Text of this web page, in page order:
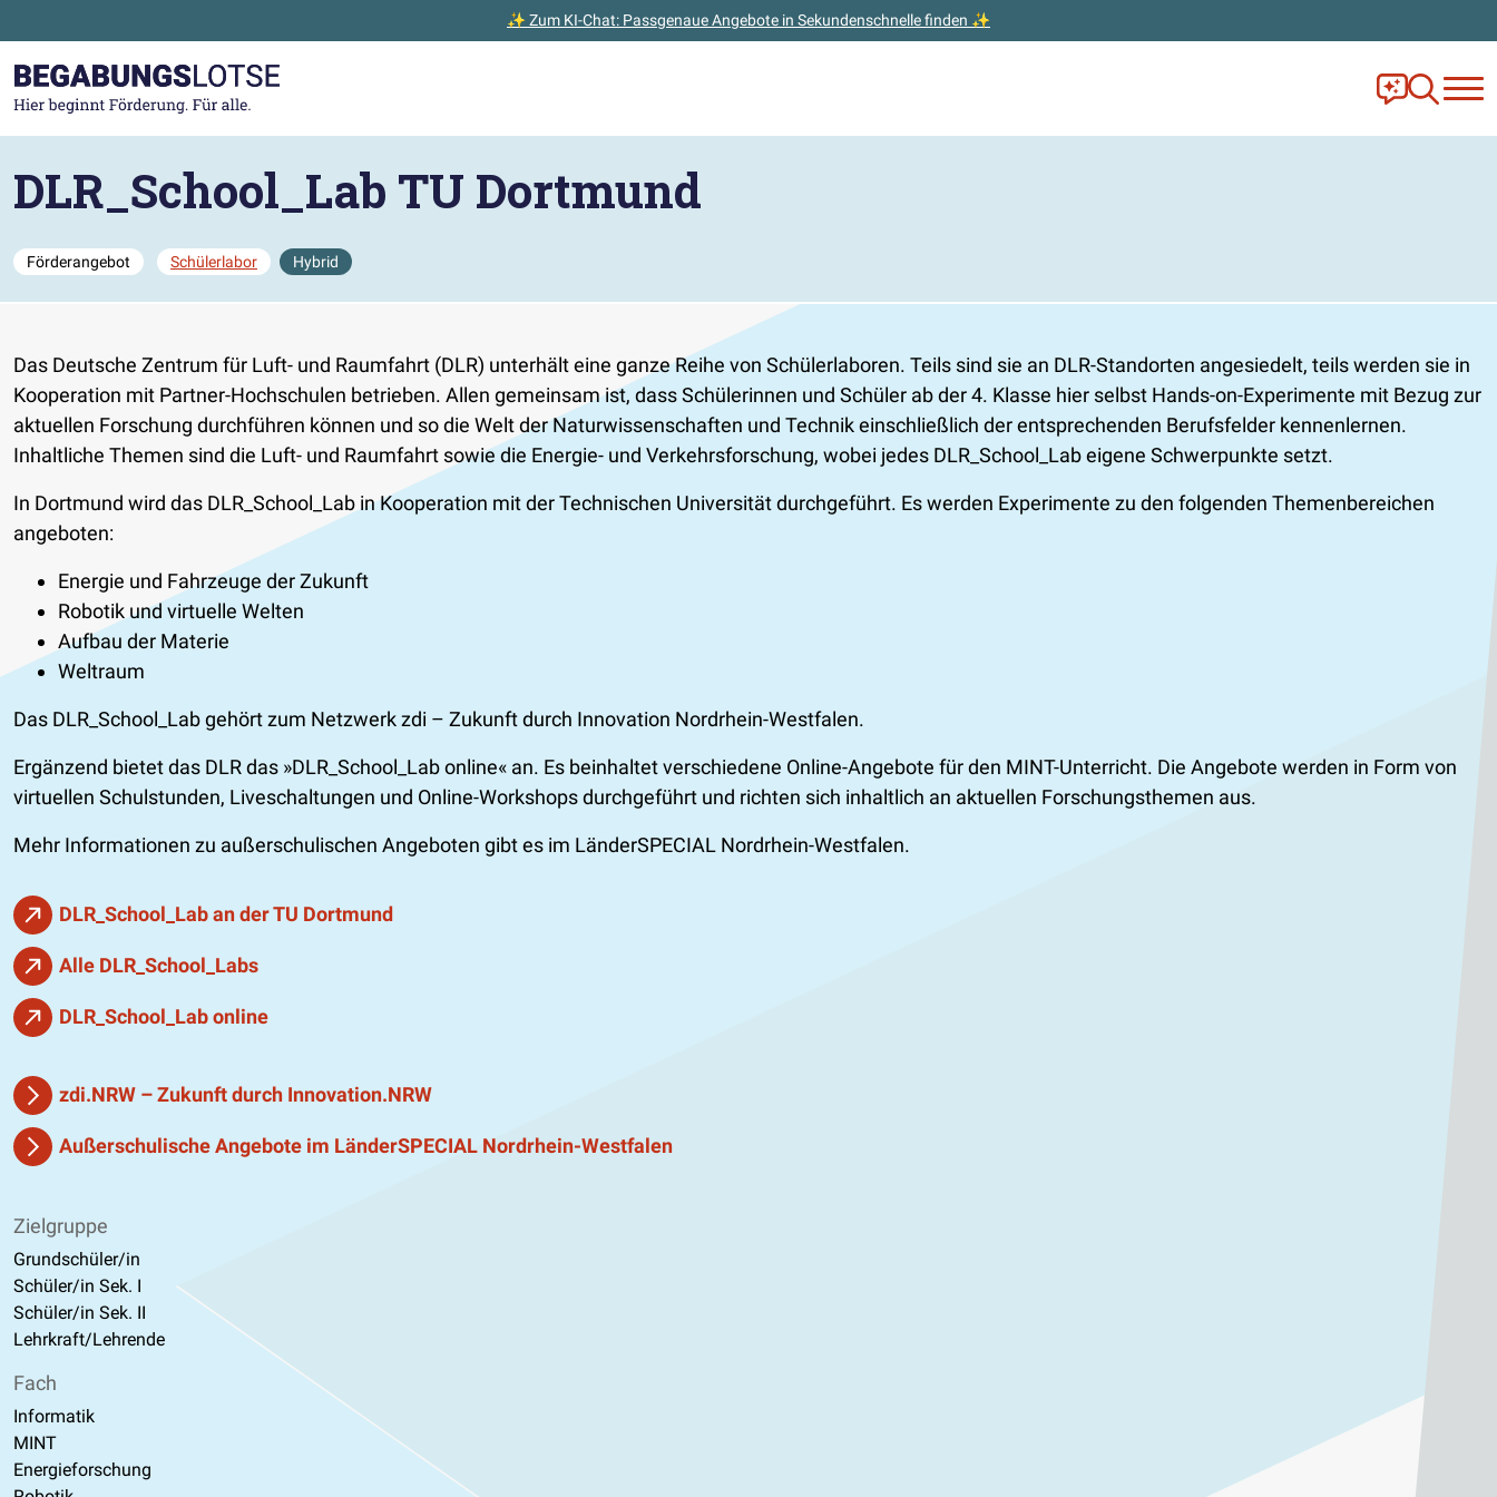
✨ Zum KI-Chat: Passgenaue Angebote in Sekundenschnelle finden ✨
Zur Startseite gehen
Frag Ella!
Zur
DLR_School_Lab TU Dortmund
Förderangebot Schülerlabor Hybrid
Das Deutsche Zentrum für Luft- und Raumfahrt (DLR) unterhält eine ganze Reihe von Schülerlaboren. Teils sind sie an DLR-Standorten angesiedelt, teils werden sie in
Kooperation mit Partner-Hochschulen betrieben. Allen gemeinsam ist, dass Schülerinnen und Schüler ab der 4. Klasse hier selbst Hands-on-Experimente mit Bezug zur
aktuellen Forschung durchführen können und so die Welt der Naturwissenschaften und Technik einschließlich der entsprechenden Berufsfelder kennenlernen.
Inhaltliche Themen sind die Luft- und Raumfahrt sowie die Energie- und Verkehrsforschung, wobei jedes DLR_School_Lab eigene Schwerpunkte setzt.
In Dortmund wird das DLR_School_Lab in Kooperation mit der Technischen Universität durchgeführt. Es werden Experimente zu den folgenden Themenbereichen
angeboten:
Energie und Fahrzeuge der Zukunft
Robotik und virtuelle Welten
Aufbau der Materie
Weltraum
Das DLR_School_Lab gehört zum Netzwerk zdi – Zukunft durch Innovation Nordrhein-Westfalen.
Ergänzend bietet das DLR das »DLR_School_Lab online« an. Es beinhaltet verschiedene Online-Angebote für den MINT-Unterricht. Die Angebote werden in Form von
virtuellen Schulstunden, Liveschaltungen und Online-Workshops durchgeführt und richten sich inhaltlich an aktuellen Forschungsthemen aus.
Mehr Informationen zu außerschulischen Angeboten gibt es im LänderSPECIAL Nordrhein-Westfalen.
DLR_School_Lab an der TU Dortmund
Alle DLR_School_Labs
DLR_School_Lab online
zdi.NRW – Zukunft durch Innovation.NRW
Außerschulische Angebote im LänderSPECIAL Nordrhein-Westfalen
Zielgruppe
Grundschüler/in
Schüler/in Sek. I
Schüler/in Sek. II
Lehrkraft/Lehrende
Fach
Informatik
MINT
Energieforschung